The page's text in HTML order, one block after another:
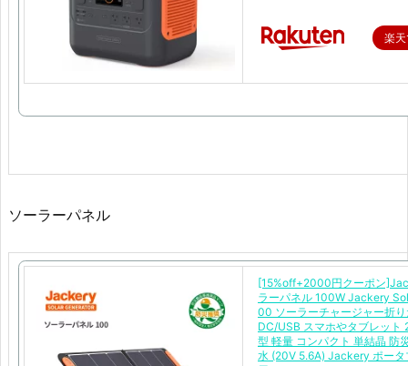
楽
ソーラーパネル
[15%off+2000円クーポン
ラーパネル 100W Jackery
00 ソーラーチャージャー折
DC/USB スマホやタブレット
型 軽量 コンパクト 単結晶 防
水 (20V 5.6A) Jackery ポータ